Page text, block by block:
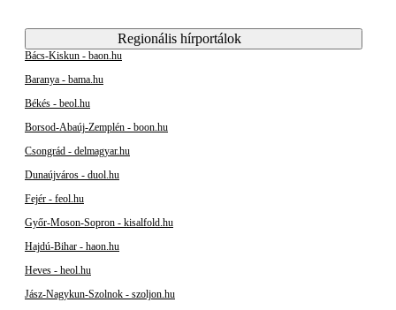
Regionális hírportálok
Bács-Kiskun - baon.hu
Baranya - bama.hu
Békés - beol.hu
Borsod-Abaúj-Zemplén - boon.hu
Csongrád - delmagyar.hu
Dunaújváros - duol.hu
Fejér - feol.hu
Győr-Moson-Sopron - kisalfold.hu
Hajdú-Bihar - haon.hu
Heves - heol.hu
Jász-Nagykun-Szolnok - szoljon.hu